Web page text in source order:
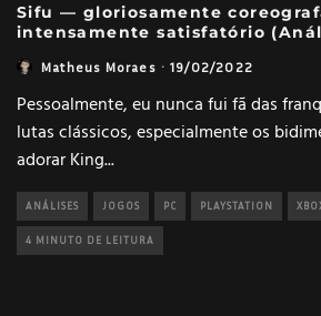
Sifu — gloriosamente
intensamente satisfatório
Matheus Moraes · 19/02/2022
Pessoalmente, eu nunca fui fã das
lutas clássicos, especialmente os
adorar King...
ANÁLISES JOGOS PC PLAYSTATION
4 MINUTO DE LEITURA